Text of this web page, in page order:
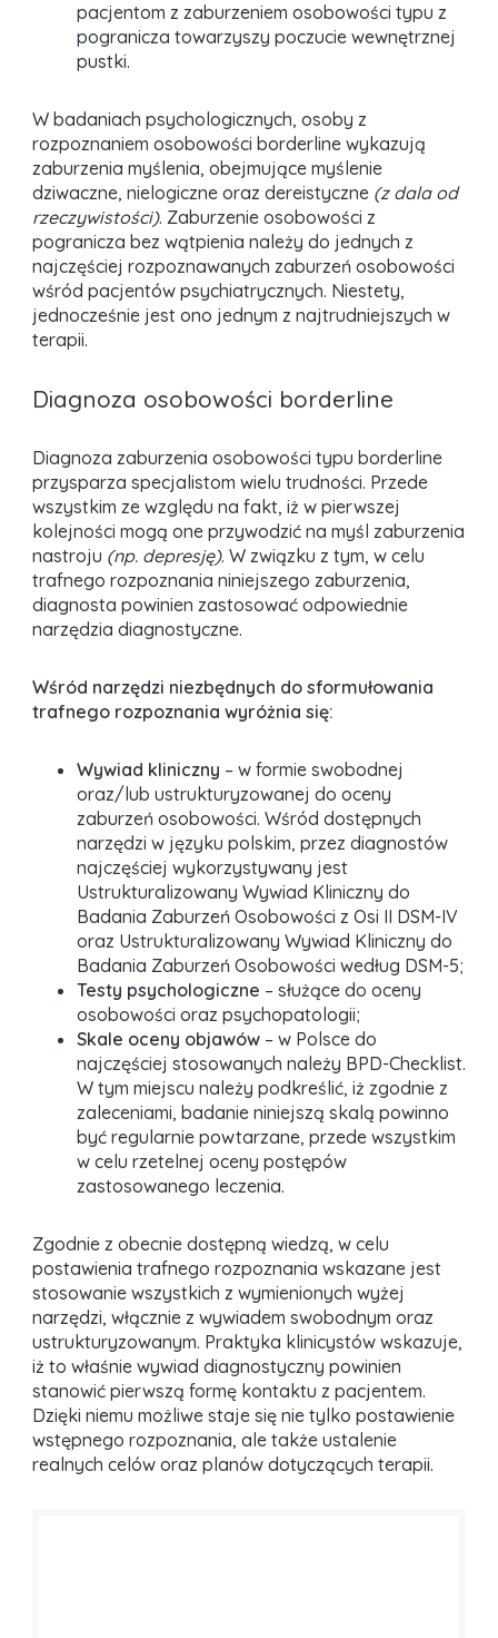
pacjentom z zaburzeniem osobowości typu z
pogranicza towarzyszy poczucie wewnętrznej
pustki.
W badaniach psychologicznych, osoby z
rozpoznaniem osobowości borderline wykazują
zaburzenia myślenia, obejmujące myślenie
dziwaczne, nielogiczne oraz dereistyczne (z dala od
rzeczywistości). Zaburzenie osobowości z
pogranicza bez wątpienia należy do jednych z
najczęściej rozpoznawanych zaburzeń osobowości
wśród pacjentów psychiatrycznych. Niestety,
jednocześnie jest ono jednym z najtrudniejszych w
terapii.
Diagnoza osobowości borderline
Diagnoza zaburzenia osobowości typu borderline
przysparza specjalistom wielu trudności. Przede
wszystkim ze względu na fakt, iż w pierwszej
kolejności mogą one przywodzić na myśl zaburzenia
nastroju (np. depresję). W związku z tym, w celu
trafnego rozpoznania niniejszego zaburzenia,
diagnosta powinien zastosować odpowiednie
narzędzia diagnostyczne.
Wśród narzędzi niezbędnych do sformułowania
trafnego rozpoznania wyróżnia się:
Wywiad kliniczny – w formie swobodnej
oraz/lub ustrukturyzowanej do oceny
zaburzeń osobowości. Wśród dostępnych
narzędzi w języku polskim, przez diagnostów
najczęściej wykorzystywany jest
Ustrukturalizowany Wywiad Kliniczny do
Badania Zaburzeń Osobowości z Osi II DSM-IV
oraz Ustrukturalizowany Wywiad Kliniczny do
Badania Zaburzeń Osobowości według DSM-5;
Testy psychologiczne – służące do oceny
osobowości oraz psychopatologii;
Skale oceny objawów – w Polsce do
najczęściej stosowanych należy BPD-Checklist.
W tym miejscu należy podkreślić, iż zgodnie z
zaleceniami, badanie niniejszą skalą powinno
być regularnie powtarzane, przede wszystkim
w celu rzetelnej oceny postępów
zastosowanego leczenia.
Zgodnie z obecnie dostępną wiedzą, w celu
postawienia trafnego rozpoznania wskazane jest
stosowanie wszystkich z wymienionych wyżej
narzędzi, włącznie z wywiadem swobodnym oraz
ustrukturyzowanym. Praktyka klinicystów wskazuje,
iż to właśnie wywiad diagnostyczny powinien
stanowić pierwszą formę kontaktu z pacjentem.
Dzięki niemu możliwe staje się nie tylko postawienie
wstępnego rozpoznania, ale także ustalenie
realnych celów oraz planów dotyczących terapii.